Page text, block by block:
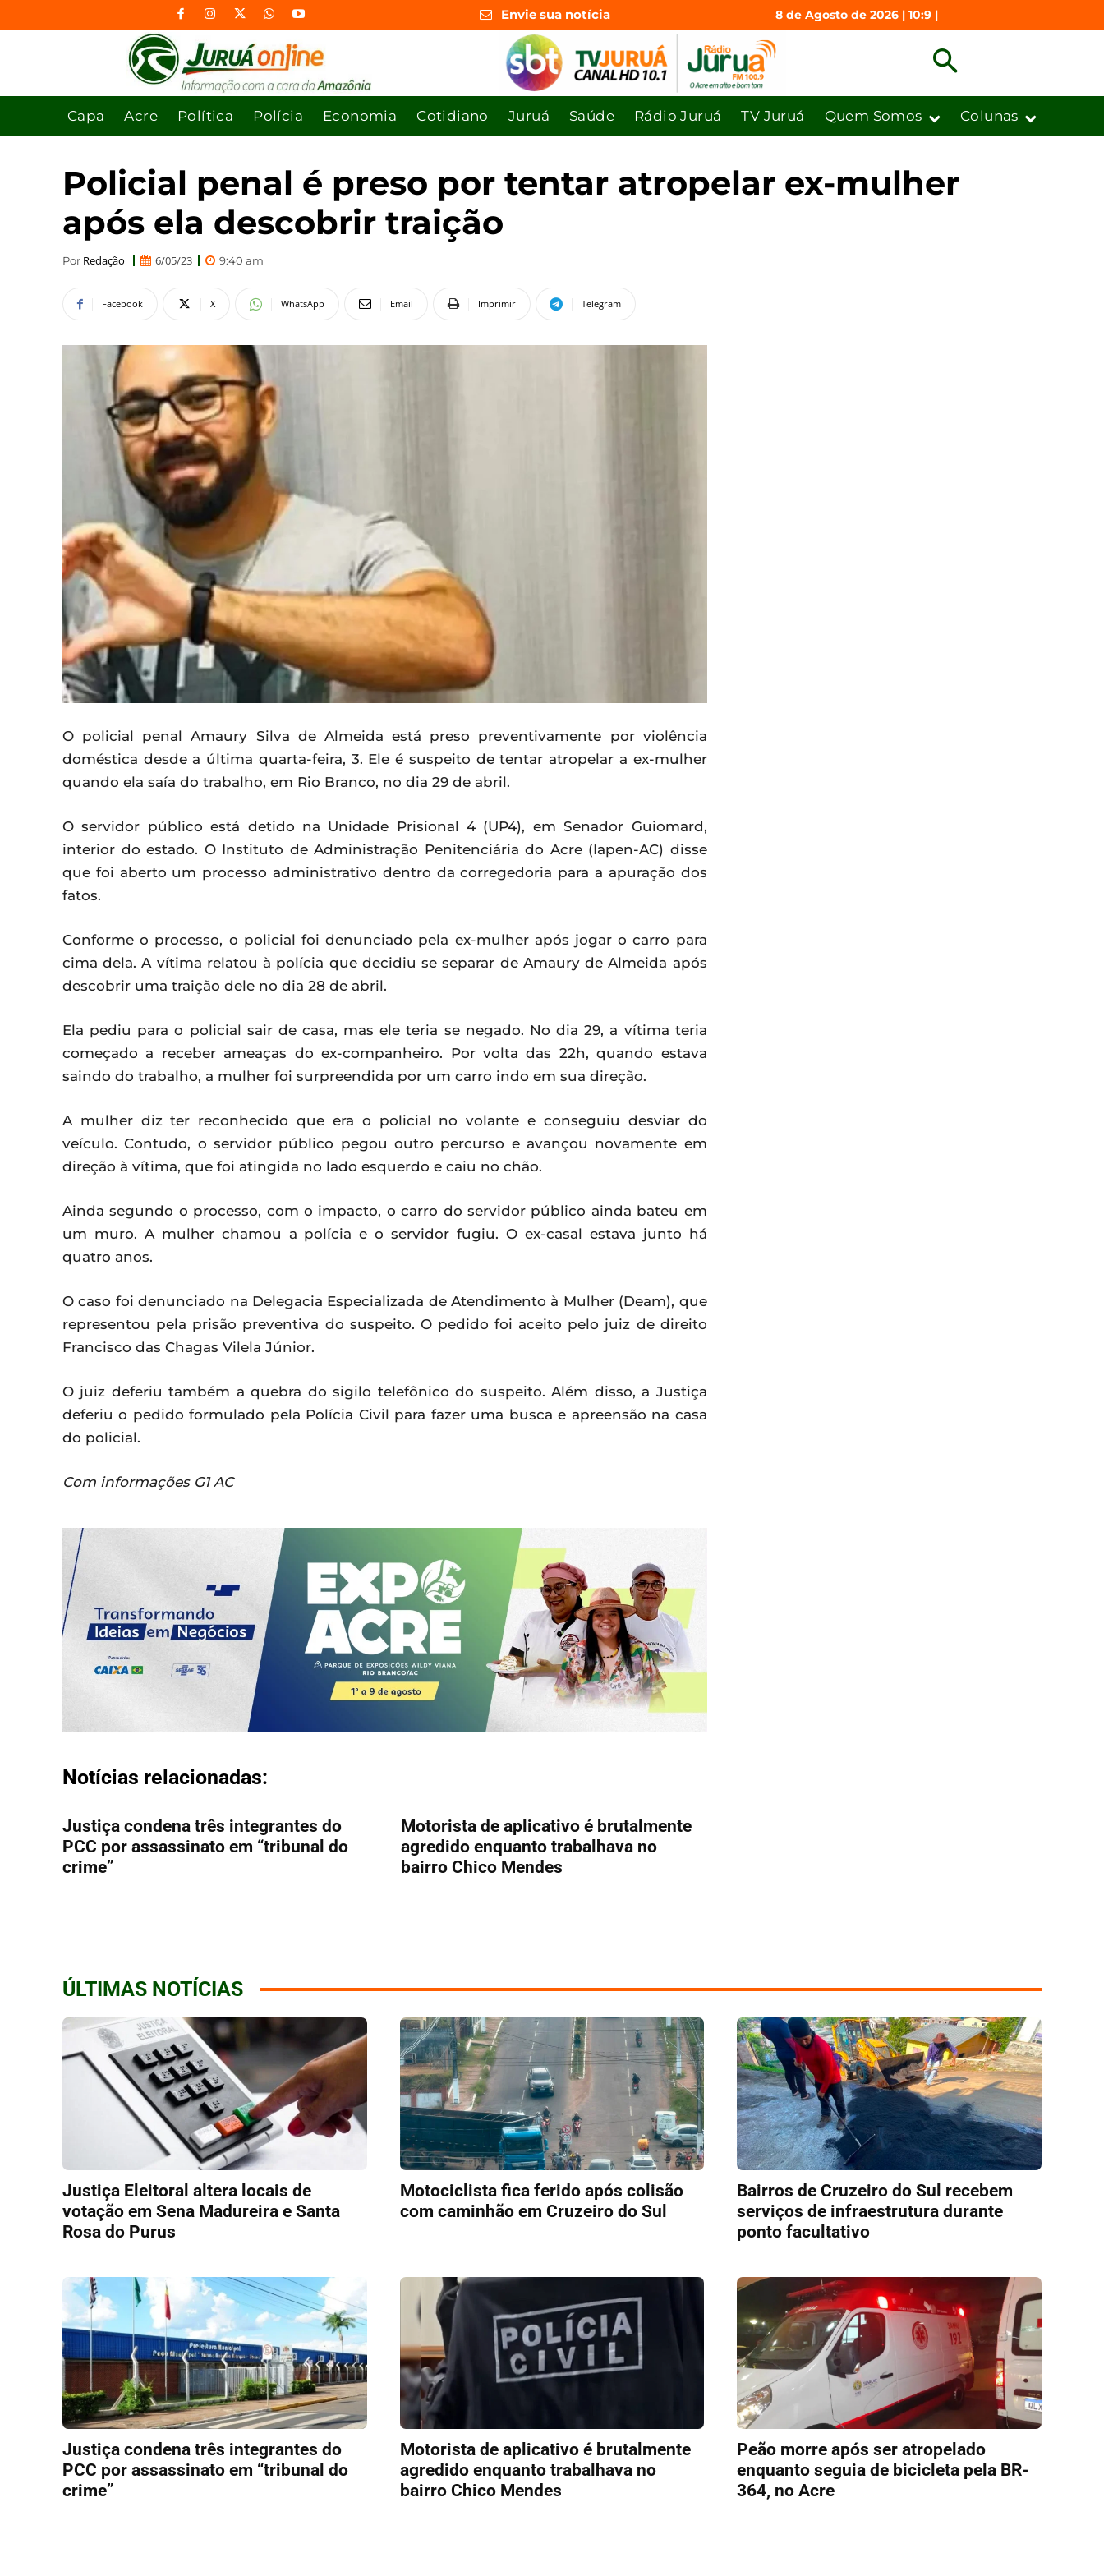
Envie sua notícia 8 de Agosto de 2026 | 10:9 |
Capa Acre Política Polícia Economia Cotidiano Juruá Saúde Rádio Juruá TV Juruá Quem Somos Colunas
Policial penal é preso por tentar atropelar ex-mulher
após ela descobrir traição
Por Redação 6/05/23 9:40 am
Facebook X WhatsApp Email Imprimir Telegram
O policial penal Amaury Silva de Almeida está preso preventivamente por violência
doméstica desde a última quarta-feira, 3. Ele é suspeito de tentar atropelar a ex-mulher
quando ela saía do trabalho, em Rio Branco, no dia 29 de abril.
O servidor público está detido na Unidade Prisional 4 (UP4), em Senador Guiomard,
interior do estado. O Instituto de Administração Penitenciária do Acre (Iapen-AC) disse
que foi aberto um processo administrativo dentro da corregedoria para a apuração dos
fatos.
Conforme o processo, o policial foi denunciado pela ex-mulher após jogar o carro para
cima dela. A vítima relatou à polícia que decidiu se separar de Amaury de Almeida após
descobrir uma traição dele no dia 28 de abril.
Ela pediu para o policial sair de casa, mas ele teria se negado. No dia 29, a vítima teria
começado a receber ameaças do ex-companheiro. Por volta das 22h, quando estava
saindo do trabalho, a mulher foi surpreendida por um carro indo em sua direção.
A mulher diz ter reconhecido que era o policial no volante e conseguiu desviar do
veículo. Contudo, o servidor público pegou outro percurso e avançou novamente em
direção à vítima, que foi atingida no lado esquerdo e caiu no chão.
Ainda segundo o processo, com o impacto, o carro do servidor público ainda bateu em
um muro. A mulher chamou a polícia e o servidor fugiu. O ex-casal estava junto há
quatro anos.
O caso foi denunciado na Delegacia Especializada de Atendimento à Mulher (Deam), que
representou pela prisão preventiva do suspeito. O pedido foi aceito pelo juiz de direito
Francisco das Chagas Vilela Júnior.
O juiz deferiu também a quebra do sigilo telefônico do suspeito. Além disso, a Justiça
deferiu o pedido formulado pela Polícia Civil para fazer uma busca e apreensão na casa
do policial.
Com informações G1 AC
Notícias relacionadas:
Justiça condena três integrantes do
PCC por assassinato em “tribunal do
crime”
Motorista de aplicativo é brutalmente
agredido enquanto trabalhava no
bairro Chico Mendes
ÚLTIMAS NOTÍCIAS
Justiça Eleitoral altera locais de
votação em Sena Madureira e Santa
Rosa do Purus
Motociclista fica ferido após colisão
com caminhão em Cruzeiro do Sul
Bairros de Cruzeiro do Sul recebem
serviços de infraestrutura durante
ponto facultativo
Justiça condena três integrantes do
PCC por assassinato em “tribunal do
crime”
Motorista de aplicativo é brutalmente
agredido enquanto trabalhava no
bairro Chico Mendes
Peão morre após ser atropelado
enquanto seguia de bicicleta pela BR-
364, no Acre